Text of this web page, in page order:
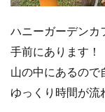
ハニーガーデンカ
手前にあります！
山の中にあるので
ゆっくり時間が流